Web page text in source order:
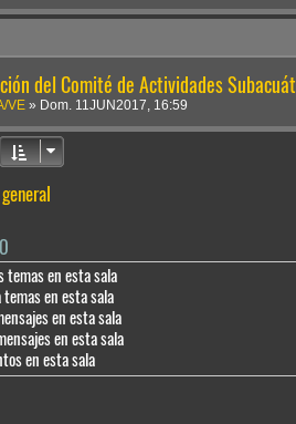
del Comité de Actividades
VE » Dom. 11JUN2017, 16:59
en esta sala
en esta sala
en esta sala
en esta sala
en esta sala